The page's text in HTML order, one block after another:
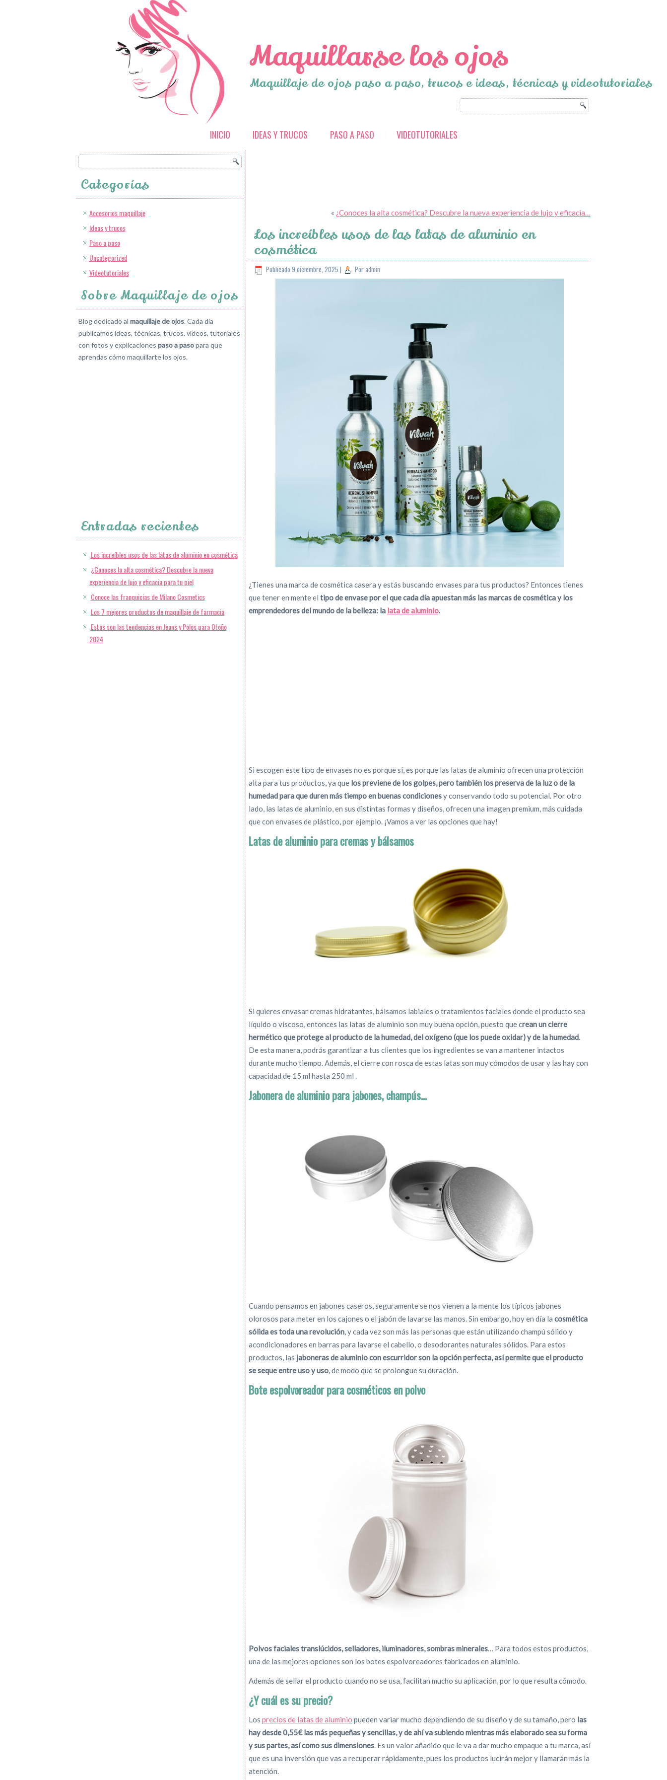
Maquillarse los ojos
Maquillaje de ojos paso a paso, trucos e ideas, técnicas y videotutoriales
INICIO IDEAS Y TRUCOS PASO A PASO VIDEOTUTORIALES
Categorías
Accesorios maquillaje
Ideas y trucos
Paso a paso
Uncategorized
Videotutoriales
Sobre Maquillaje de ojos
Blog dedicado al maquillaje de ojos. Cada día
publicamos ideas, técnicas, trucos, vídeos, tutoriales
con fotos y explicaciones paso a pasopara que
aprendas cómo maquillarte los ojos.
Entradas recientes
Los increíbles usos de las latas de aluminio en cosmética
¿Conoces la alta cosmética? Descubre la nueva
experiencia de lujo y eficacia para tu piel
Conoce las franquicias de Milano Cosmetics
Los 7 mejores productos de maquillaje de farmacia
Estos son las tendencias en Jeans y Polos para Otoño
2024
« ¿Conoces la alta cosmética? Descubre la nueva experiencia de lujo y eficacia…
Los increíbles usos de las latas de aluminio en
cosmética
Publicado 9 diciembre, 2025 | Poradmin
¿Tienes una marca de cosmética casera y estás buscando envases para tus productos? Entonces tienes
que tener en mente el tipo de envase por el que cada día apuestan más las marcas de cosmética y los
emprendedores del mundo de la belleza: la lata de aluminio.
Si escogen este tipo de envases no es porque sí, es porque las latas de aluminio ofrecen una protección
alta para tus productos, ya que los previene de los golpes, pero también los preserva de la luz o de la
humedad para que duren más tiempo en buenas condicionesy conservando todo su potencial. Por otro
lado, las latas de aluminio, en sus distintas formas y diseños, ofrecen una imagen premium, más cuidada
que con envases de plástico, por ejemplo. ¡Vamos a ver las opciones que hay!
Latas de aluminio para cremas y bálsamos
Si quieres envasar cremas hidratantes, bálsamos labiales o tratamientos faciales donde el producto sea
líquido o viscoso, entonces las latas de aluminio son muy buena opción, puesto que crean un cierre
hermético que protege al producto de la humedad, del oxígeno (que los puede oxidar) y de la humedad.
De esta manera, podrás garantizar a tus clientes que los ingredientes se van a mantener intactos
durante mucho tiempo. Además, el cierre con rosca de estas latas son muy cómodos de usar y las hay con
capacidad de 15 ml hasta 250 ml .
Jabonera de aluminio para jabones, champús…
Cuando pensamos en jabones caseros, seguramente se nos vienen a la mente los típicos jabones
olorosos para meter en los cajones o el jabón de lavarse las manos. Sin embargo, hoy en día la cosmética
sólida es toda una revolución, y cada vez son más las personas que están utilizando champú sólido y
acondicionadores en barras para lavarse el cabello, o desodorantes naturales sólidos. Para estos
productos, las jaboneras de aluminio con escurridor son la opción perfecta, así permite que el producto
se seque entre uso y uso, de modo que se prolongue su duración.
Bote espolvoreador para cosméticos en polvo
Polvos faciales translúcidos, selladores, iluminadores, sombras minerales… Para todos estos productos,
una de las mejores opciones son los botes espolvoreadores fabricados en aluminio.
Además de sellar el producto cuando no se usa, facilitan mucho su aplicación, por lo que resulta cómodo.
¿Y cuál es su precio?
Los precios de latas de aluminio pueden variar mucho dependiendo de su diseño y de su tamaño, pero las
hay desde 0,55€ las más pequeñas y sencillas, y de ahí va subiendo mientras más elaborado sea su forma
y sus partes, así como sus dimensiones. Es un valor añadido que le va a dar mucho empaque a tu marca, así
que es una inversión que vas a recuperar rápidamente, pues los productos lucirán mejor y llamarán más la
atención.